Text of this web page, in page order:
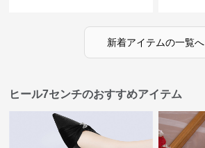
新着アイテムの一覧へ
ヒール7センチのおすすめアイテム